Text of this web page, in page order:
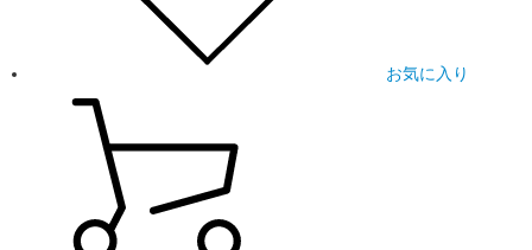
お気に入り